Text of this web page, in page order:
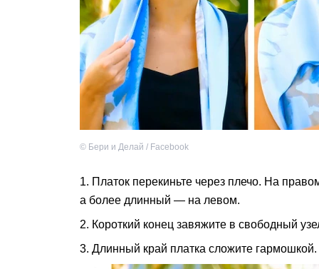
© Бери и Делай / Facebook
1. Платок перекиньте через плечо. На
а более длинный — на левом.
2. Короткий конец завяжите в свободный
3. Длинный край платка сложите гармошкой.